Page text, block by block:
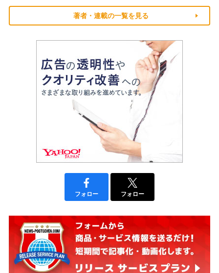
著者・連載の一覧を見る
フォロー フォロー